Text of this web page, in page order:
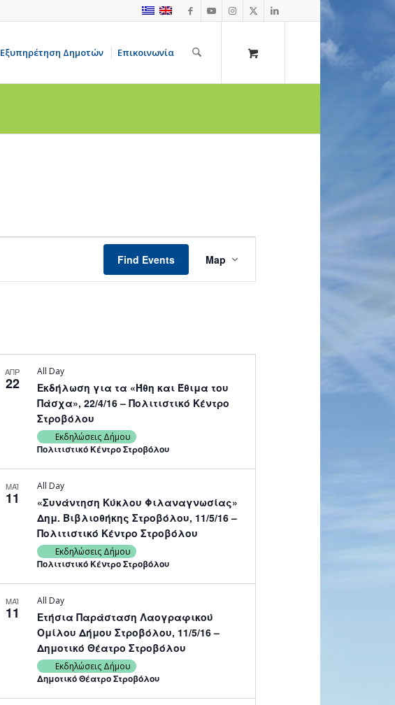
Εξυπηρέτηση Δημοτών Επικοινωνία
Find Events
Views
Map
ΑΠΡ
22
Εκδήλωση για τα «Ήθη και Έθιμα του
Πάσχα», 22/4/16 – Πολιτιστικό Κέντρο
Στροβόλου
All Day
Εκδηλώσεις Δήμου
Πολιτιστικό Κέντρο Στροβόλου
ΜΑΪ
11
«Συνάντηση Κύκλου Φιλαναγνωσίας»
Δημ. Βιβλιοθήκης Στροβόλου, 11/5/16 –
Πολιτιστικό Κέντρο Στροβόλου
All Day
Εκδηλώσεις Δήμου
Πολιτιστικό Κέντρο Στροβόλου
ΜΑΪ
11
Ετήσια Παράσταση Λαογραφικού
Ομίλου Δήμου Στροβόλου, 11/5/16 –
Δημοτικό Θέατρο Στροβόλου
All Day
Εκδηλώσεις Δήμου
Δημοτικό Θέατρο Στροβόλου